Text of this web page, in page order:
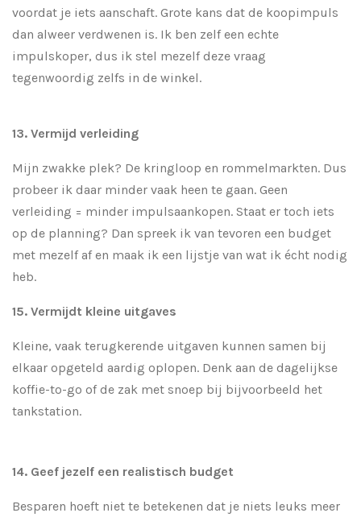
voordat je iets aanschaft. Grote kans dat de koopimpuls
dan alweer verdwenen is. Ik ben zelf een echte
impulskoper, dus ik stel mezelf deze vraag
tegenwoordig zelfs in de winkel.
13. Vermijd verleiding
Mijn zwakke plek? De kringloop en rommelmarkten. Dus
probeer ik daar minder vaak heen te gaan. Geen
verleiding = minder impulsaankopen. Staat er toch iets
op de planning? Dan spreek ik van tevoren een budget
met mezelf af en maak ik een lijstje van wat ik écht nodig
heb.
15. Vermijdt kleine uitgaves
Kleine, vaak terugkerende uitgaven kunnen samen bij
elkaar opgeteld aardig oplopen. Denk aan de dagelijkse
koffie-to-go of de zak met snoep bij bijvoorbeeld het
tankstation.
14. Geef jezelf een realistisch budget
Besparen hoeft niet te betekenen dat je niets leuks meer